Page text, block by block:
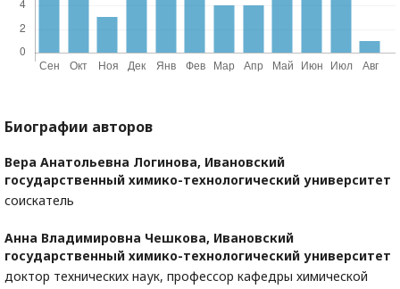
Биографии авторов
Вера Анатольевна Логинова, Ивановский
государственный химико-технологический университет
соискатель
Анна Владимировна Чешкова, Ивановский
государственный химико-технологический университет
доктор технических наук, профессор кафедры химической